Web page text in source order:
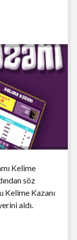
Kelime
söz
Kelime Kazanı
aldı.